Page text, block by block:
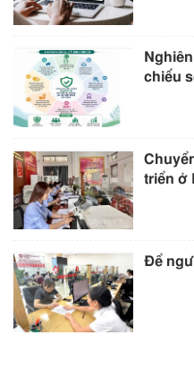
chiếu
triển ở
Để